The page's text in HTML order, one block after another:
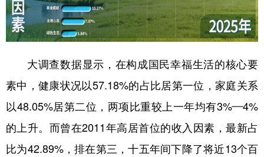
北京 天津 山西
辽宁 吉林 上海 江苏
广东 广西 海南 重庆
四川 贵州 云南 西藏
陕西 甘肃 青海 宁夏
大调查数据显示，在构成国民幸福生活的核心要
素中，健康状况以57.18%的占比居第一位，家庭关系
以48.05%居第二位，两项比重较上一年均有3%—4%
的上升。而曾在2011年高居首位的收入因素，最新占
比为42.89%，排在第三，十五年间下降了将近13个百